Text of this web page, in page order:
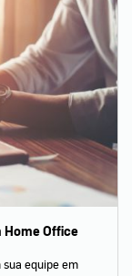
Home Office
equipe em